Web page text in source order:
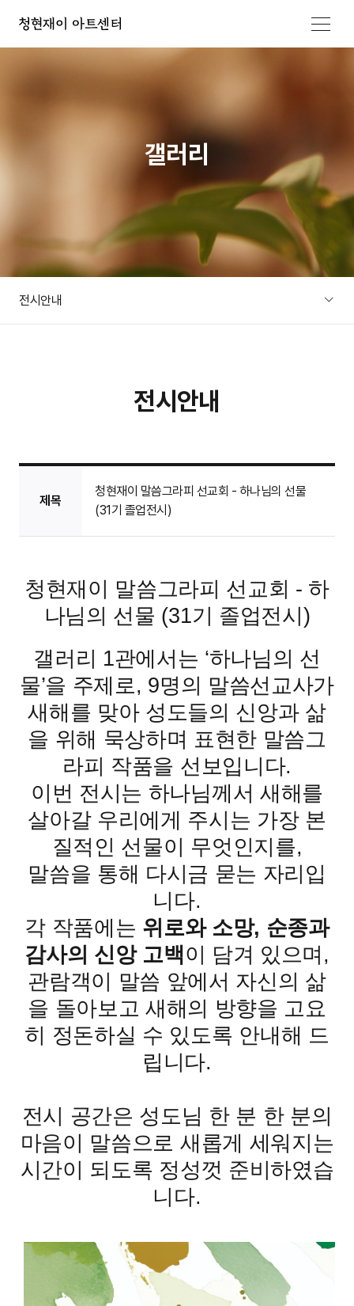
메뉴 열기
갤러리
전시안내
전시안내
제목
청현재이 말씀그라피 선교회 - 하나님의 선물
(31기 졸업전시)
청현재이 말씀그라피 선교회 - 하
나님의 선물 (31기 졸업전시)
갤러리 1관에서는 ‘하나님의 선
물’을 주제로, 9명의 말씀선교사가
새해를 맞아 성도들의 신앙과 삶
을 위해 묵상하며 표현한 말씀그
라피 작품을 선보입니다.
이번 전시는 하나님께서 새해를
살아갈 우리에게 주시는 가장 본
질적인 선물이 무엇인지를,
말씀을 통해 다시금 묻는 자리입
니다.
각 작품에는 위로와 소망, 순종과
감사의 신앙 고백이 담겨 있으며,
관람객이 말씀 앞에서 자신의 삶
을 돌아보고 새해의 방향을 고요
히 정돈하실 수 있도록 안내해 드
립니다.
전시 공간은 성도님 한 분 한 분의
마음이 말씀으로 새롭게 세워지는
시간이 되도록 정성껏 준비하였습
니다.